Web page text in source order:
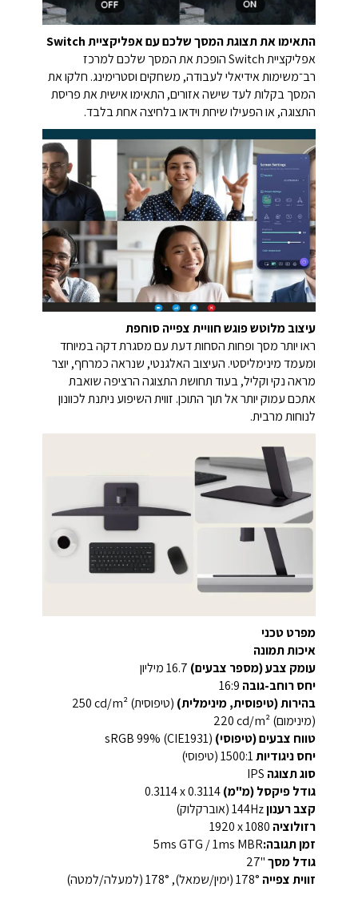
התאימו את תצוגת המסך שלכם עם אפליקציית Switch
אפליקציית Switch הופכת את המסך שלכם למרכז
רב־משימות אידיאלי לעבודה, משחקים וסטרימינג. חלקו את
המסך בקלות לעד שישה אזורים, התאימו אישית את פריסת
התצוגה, או הפעילו שיחת וידאו בלחיצה אחת בלבד.
עיצוב מלוטש פוגש חוויית צפייה סוחפת
ראו יותר מסך ופחות הסחות דעת עם מסגרת דקה במיוחד
ומעמד מינימליסטי. העיצוב האלגנטי, שנראה כמרחף, יוצר
מראה נקי וקליל, בעוד תחושת התצוגה הרציפה שואבת
אתכם עמוק יותר אל תוך התוכן. זווית השיפוע ניתנת לכוונון
לנוחות מרבית.
מפרט טכני
איכות תמונה
עומק צבע (מספר צבעים)
יחס רוחב-גובה
בהירות (טיפוסית, מינימלית)
(טיפוסית) ‎250 cd/m²‎
(מינימום) ‎220 cd/m²‎
טווח צבעים (טיפוסי)
יחס ניגודיות‎1500:1‎ (טיפוסי)
סוג תצוגה
גודל פיקסל (מ"מ)
קצב רענון‎144Hz (אוברקלוק)‎
רזולוציה
זמן תגובה:5ms GTG / 1ms MBR
גודל מסך‎27"‎
זווית צפייה